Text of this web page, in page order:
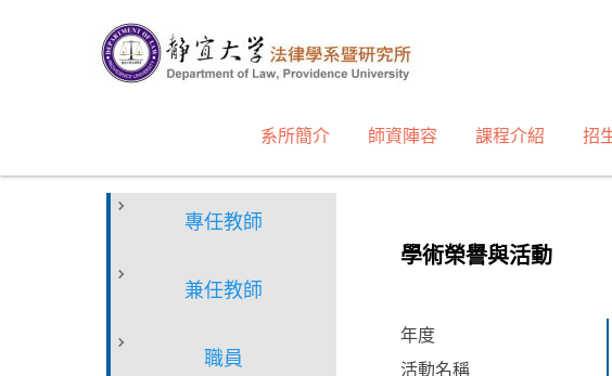
區
系所簡介 師資陣容 課程介紹 招
專任教師
兼任教師
職員
學術榮譽與活動
年度
活動名稱